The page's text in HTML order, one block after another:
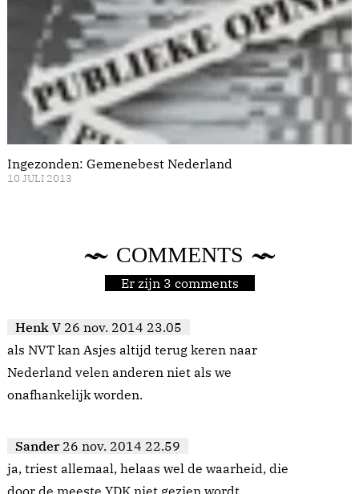
Ingezonden: Gemenebest Nederland
10 JULI 2013
COMMENTS
Er zijn 3 comments
Henk V 26 nov. 2014 23.05
als NVT kan Asjes altijd terug keren naar
Nederland velen anderen niet als we
onafhankelijk worden.
Sander 26 nov. 2014 22.59
ja, triest allemaal, helaas wel de waarheid, die
door de meeste YDK niet gezien wordt.